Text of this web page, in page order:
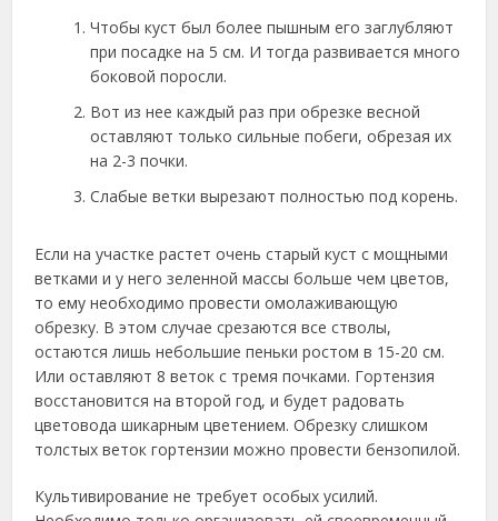
Чтобы куст был более пышным его заглубляют
при посадке на 5 см. И тогда развивается много
боковой поросли.
Вот из нее каждый раз при обрезке весной
оставляют только сильные побеги, обрезая их
на 2-3 почки.
Слабые ветки вырезают полностью под корень.
Если на участке растет очень старый куст с мощными
ветками и у него зеленной массы больше чем цветов,
то ему необходимо провести омолаживающую
обрезку. В этом случае срезаются все стволы,
остаются лишь небольшие пеньки ростом в 15-20 см.
Или оставляют 8 веток с тремя почками. Гортензия
восстановится на второй год, и будет радовать
цветовода шикарным цветением. Обрезку слишком
толстых веток гортензии можно провести бензопилой.
Культивирование не требует особых усилий.